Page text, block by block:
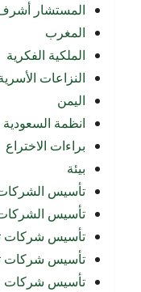
المستشار
المغرب
الملكية الفكرية
النزاعات
اليمن
انظمة السعودية
براءات الاختراع
بيئة
تأسيس
تأسيس الشركات
تأسيس شركات
تأسيس شركات
تأسيس شركات